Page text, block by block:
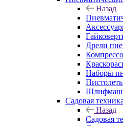
Назад
Дрели
Наборы
Садовая техника
Назад
Садовая